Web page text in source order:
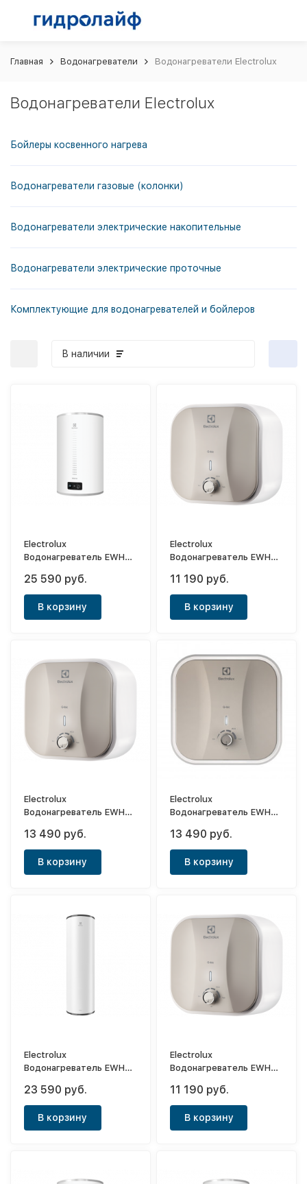
Главная Водонагреватели Водонагреватели Electrolux
Водонагреватели Electrolux
Бойлеры косвенного нагрева
Водонагреватели газовые (колонки)
Водонагреватели электрические накопительные
Водонагреватели электрические проточные
Комплектующие для водонагревателей и бойлеров
В наличии
Electrolux
Водонагреватель EWH
25 590 руб.
В корзину
Electrolux
Водонагреватель EWH
11 190 руб.
В корзину
Electrolux
Водонагреватель EWH
13 490 руб.
В корзину
Electrolux
Водонагреватель EWH
13 490 руб.
В корзину
Electrolux
Водонагреватель EWH
23 590 руб.
В корзину
Electrolux
Водонагреватель EWH
11 190 руб.
В корзину